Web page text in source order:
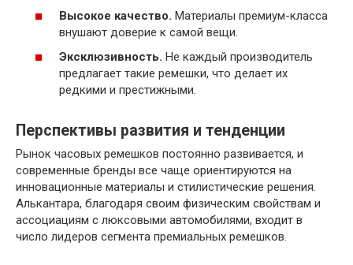
Высокое качество. Материалы премиум-класса
внушают доверие к самой вещи.
Эксклюзивность. Не каждый производитель
предлагает такие ремешки, что делает их
редкими и престижными.
Перспективы развития и тенденции
Рынок часовых ремешков постоянно развивается, и
современные бренды все чаще ориентируются на
инновационные материалы и стилистические решения.
Алькантара, благодаря своим физическим свойствам и
ассоциациям с люксовыми автомобилями, входит в
число лидеров сегмента премиальных ремешков.